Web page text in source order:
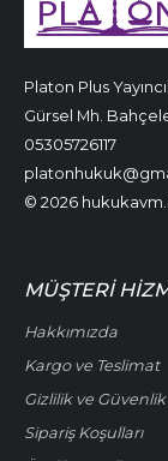
Platon Plus
Gürsel Mh.
05305726117
© 2026
MÜŞTERI
Hakkımızda
Kargo ve Teslimat
Gizlilik ve Güvenlik
Sipariş Koşulları